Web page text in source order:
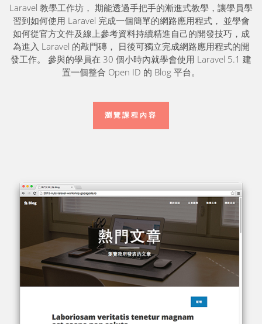
Laravel 教學工作坊， 期能透過手把手的漸進式教學，讓學員學
習到如何使用 Laravel 完成一個簡單的網路應用程式， 並學會
如何從官方文件及線上參考資料持續精進自己的開發技巧，成
為進入 Laravel 的敲門磚， 日後可獨立完成網路應用程式的開
發工作。 參與的學員在 30 個小時內就學會使用 Laravel 5.1 建
置一個整合 Open ID 的 Blog 平台。
瀏覽課程內容